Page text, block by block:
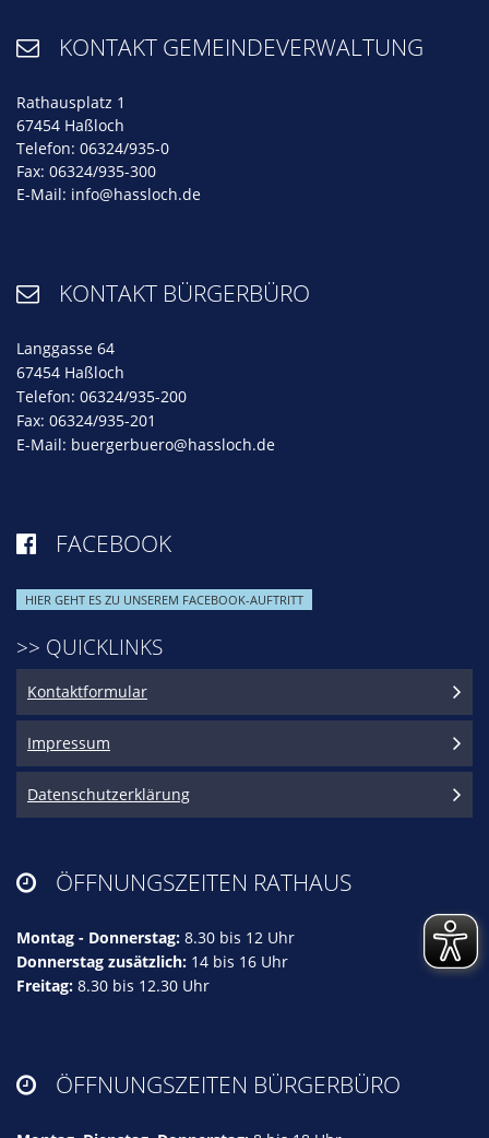
 KONTAKT GEMEINDEVERWALTUNG
Rathausplatz 1
67454 Haßloch
Telefon: 06324/935-0
Fax: 06324/935-300
E-Mail: info@hassloch.de
 KONTAKT BÜRGERBÜRO
Langgasse 64
67454 Haßloch
Telefon: 06324/935-200
Fax: 06324/935-201
E-Mail: buergerbuero@hassloch.de
 FACEBOOK
HIER GEHT ES ZU UNSEREM FACEBOOK-AUFTRITT
>> QUICKLINKS
Kontaktformular
Impressum
Datenschutzerklärung
 ÖFFNUNGSZEITEN RATHAUS
Montag - Donnerstag: 8.30 bis 12 Uhr
Donnerstag zusätzlich: 14 bis 16 Uhr
Freitag: 8.30 bis 12.30 Uhr
 ÖFFNUNGSZEITEN BÜRGERBÜRO